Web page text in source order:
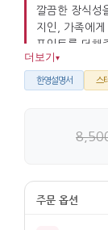
깔끔한 장식성
지인, 가족에
포인트를 더
위에 두기에도
더보기 ▾
한영설명서 스